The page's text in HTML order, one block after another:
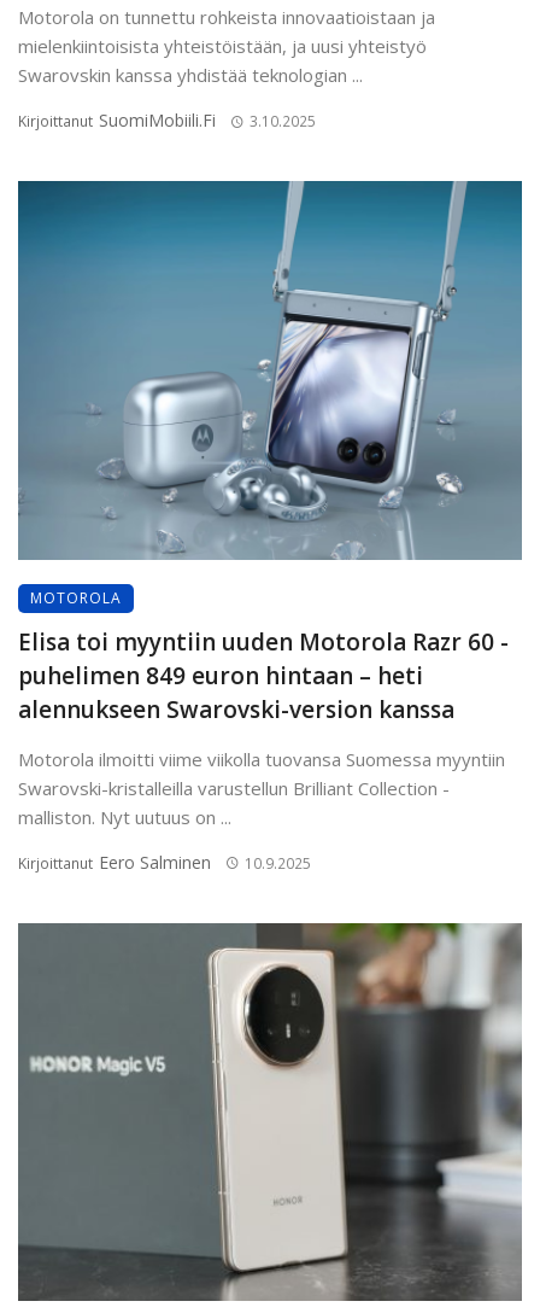
Motorola on tunnettu rohkeista innovaatioistaan ja
mielenkiintoisista yhteistöistään, ja uusi yhteistyö
Swarovskin kanssa yhdistää teknologian ...
Kirjoittanut SuomiMobiili.fi 3.10.2025
MOTOROLA
Elisa toi myyntiin uuden Motorola Razr 60 -
puhelimen 849 euron hintaan – heti
alennukseen Swarovski-version kanssa
Motorola ilmoitti viime viikolla tuovansa Suomessa myyntiin
Swarovski-kristalleilla varustellun Brilliant Collection -
malliston. Nyt uutuus on ...
Kirjoittanut Eero Salminen 10.9.2025